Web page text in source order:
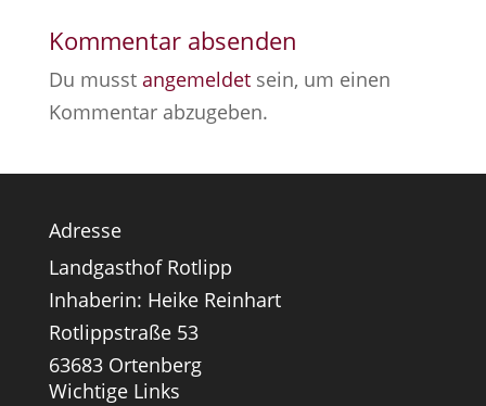
Kommentar absenden
Du musst angemeldetsein, um einen
Kommentar abzugeben.
Adresse
Landgasthof Rotlipp
Inhaberin: Heike Reinhart
Rotlippstraße 53
63683 Ortenberg
Wichtige Links